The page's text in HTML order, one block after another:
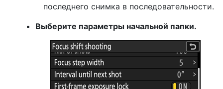
последнего снимка в последовательности.
Выберите параметры начальной папки.